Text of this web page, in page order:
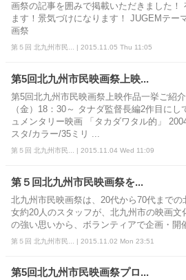
画祭の記事を囲みで掲載いただきました！
ます！景気づけになります！ JUGEMテー
画祭
第５回 北九州市民... | 2015.11.05 Thu 11:05
第5回北九州市民映画祭上映...
第5回北九州市民映画祭上映作品一挙ご紹
（金）18：30～ タナダ監督長編2作目にし
ュメンタリー映画 「タカダワタル的」
スタ/カラー/35ミリ ...
第５回 北九州市民... | 2015.11.04 Wed 11:09
第５回北九州市民映画祭を...
北九州市民映画祭は、20代から70代までの
女約20人のスタッフが、北九州市の映画文
の強い思いから、ボランティアで企画・開
第５回 北九州市民... | 2015.11.02 Mon 23:51
第5回北九州市民映画祭プロ...